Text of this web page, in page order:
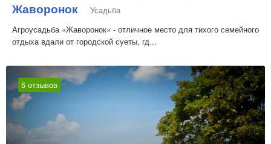
Жаворонок
Усадьба
Агроусадьба «Жаворонок» - отличное место для тихого семейного
отдыха вдали от городской суеты, гд...
5 отзывов